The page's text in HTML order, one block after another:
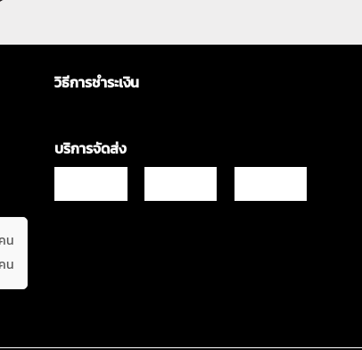
น
น
วิธีการชำระเงิน
บริการจัดส่ง